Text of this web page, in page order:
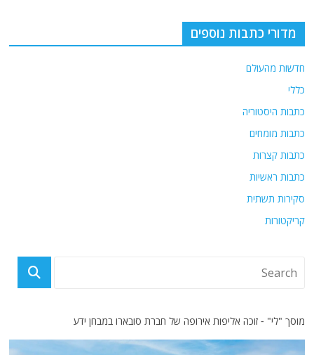
מדורי כתבות נוספים
חדשות מהעולם
כללי
כתבות היסטוריה
כתבות מומחים
כתבות קצרות
כתבות ראשיות
סקירות תשתית
קריקטורות
מוסך "לי" - זוכה אליפות אירופה של חברת סובארו במבחן ידע